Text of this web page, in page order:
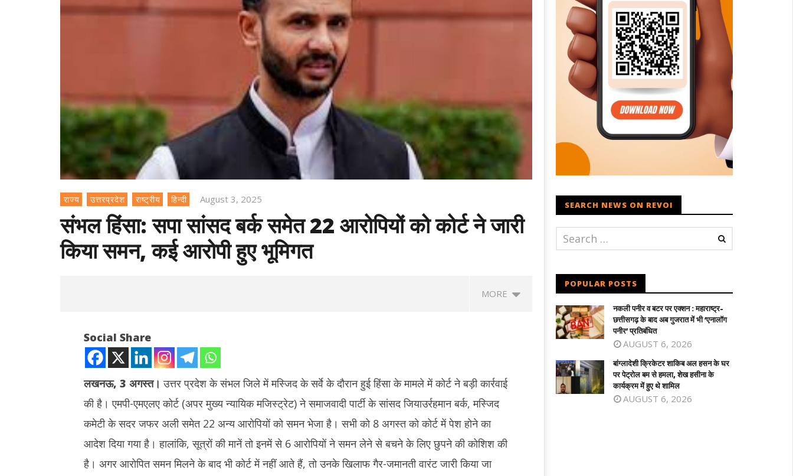
राज्य उत्तरप्रदेश राष्ट्रीय हिन्दी August 3, 2025
संभल हिंसा: सपा सांसद बर्क समेत 22 आरोपियों को कोर्ट ने जारी
किया समन, कई आरोपी हुए भूमिगत
MORE
NOW VIEWING
संभल हिंसा: सपा सांसद बर्क समेत 22 आरोपियों
को कोर्ट ने जारी किया समन, कई आरोपी हुए
भूमिगत
August
नकली पनीर व बटर पर एक्शन : महाराष्ट्र-
छत्तीसगढ़ के बाद अब गुजरात में भी ‘एनालॉग पनीर’
प्रतिबंधित
बांग्लादेशी क्रिकेटर शाकिब अल हसन के घर पर
पेट्रोल बम से हमला, शेख हसीना के कार्यक्रम में
हुए थे शामिल
Social Share
लखनऊ, 3 अगस्त। उत्तर प्रदेश के संभल जिले में मस्जिद के सर्वे के दौरान हुई हिंसा के मामले में कोर्ट ने बड़ी कार्रवाई
की है। एमपी-एमएलए कोर्ट (अपर मुख्य न्यायिक मजिस्ट्रेट) ने समाजवादी पार्टी के सांसद जियाउर्रहमान बर्क, मस्जिद
कमेटी के सदर जफर अली समेत 22 अन्य आरोपियों को समन भेजा है। सभी को 8 अगस्त को कोर्ट में पेश होने का
आदेश दिया गया है। हालांकि, सूत्रों की मानें तो इनमें से 6 आरोपियों ने समन लेने से बचने के लिए छुपने की कोशिश की
है। अगर आरोपित समन मिलने के बाद भी कोर्ट में नहीं आते हैं, तो उनके खिलाफ गैर-जमानती वारंट जारी किया जा
SEARCH NEWS ON REVOI
POPULAR POSTS
नकली पनीर व बटर पर एक्शन : महाराष्ट्र-
छत्तीसगढ़ के बाद अब गुजरात में भी ‘एनालॉग
पनीर’ प्रतिबंधित
AUGUST 6, 2026
बांग्लादेशी क्रिकेटर शाकिब अल हसन के घर
पर पेट्रोल बम से हमला, शेख हसीना के
कार्यक्रम में हुए थे शामिल
AUGUST 6, 2026